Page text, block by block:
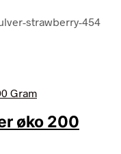
strawberry-454
øko 200